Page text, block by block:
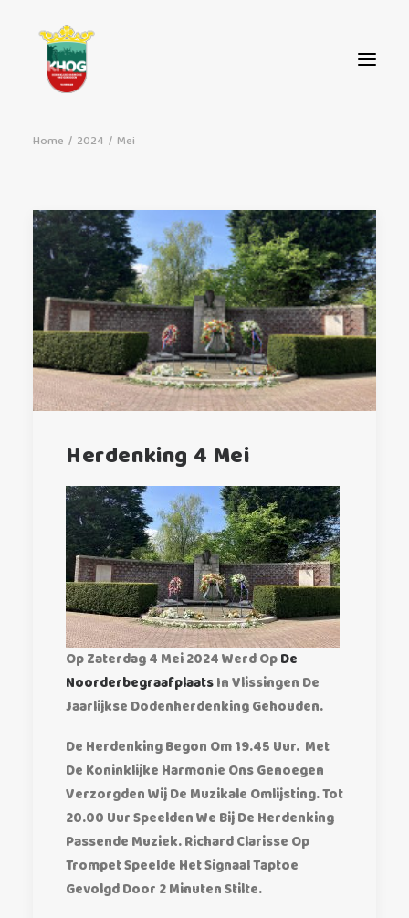
NIEUWS
CONTACT
STEUN ONS!
Exact Matches Only
Search In Title
Search In Content
Home 2024 Mei
Herdenking 4 Mei
Op Zaterdag 4 Mei 2024 Werd OpDe
NoorderbegraafplaatsIn Vlissingen De
Jaarlijkse Dodenherdenking Gehouden.
De Herdenking Begon Om 19.45 Uur. Met
De Koninklijke Harmonie Ons Genoegen
Verzorgden Wij De Muzikale Omlijsting. Tot
20.00 Uur Speelden We Bij De Herdenking
Passende Muziek. Richard Clarisse Op
Trompet Speelde Het Signaal Taptoe
Gevolgd Door 2 Minuten Stilte.